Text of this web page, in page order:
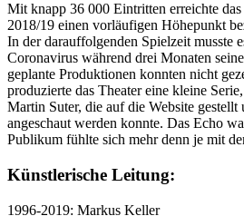
Mit knapp 36 000 Eintritten erreichte
2018/19 einen vorläufigen Höhepunkt
In der darauffolgenden Spielzeit musste
Coronavirus während drei Monaten
geplante Produktionen konnten nicht
produzierte das Theater eine kleine
Martin Suter, die auf die Website gestellt
angeschaut werden konnte. Das Echo
Publikum fühlte sich mehr denn je mit
Künstlerische Leitung:
1996-2019: Markus Keller